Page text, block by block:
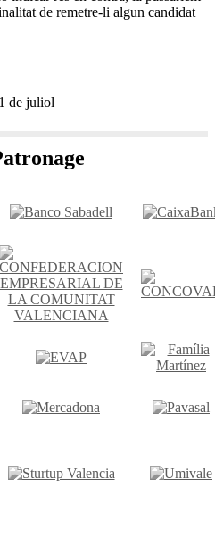
de remetre-li algun candidat
de juliol